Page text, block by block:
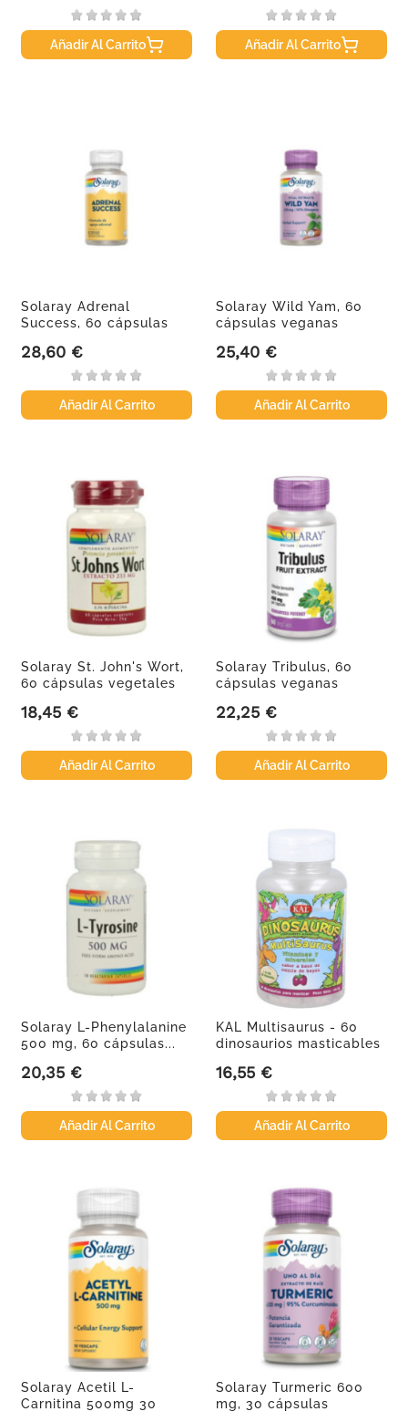
Añadir Al Carrito Añadir Al Carrito
Solaray Adrenal
Success, 60 cápsulas
Precio
28,60 €
Añadir Al Carrito
Solaray Wild Yam, 60
cápsulas veganas
Precio
25,40 €
Añadir Al Carrito
Solaray St. John's Wort,
60 cápsulas vegetales
Precio
18,45 €
Añadir Al Carrito
Solaray Tribulus, 60
cápsulas veganas
Precio
22,25 €
Añadir Al Carrito
Solaray L-Phenylalanine
500 mg, 60 cápsulas...
Precio
20,35 €
Añadir Al Carrito
KAL Multisaurus - 60
dinosaurios masticables
Precio
16,55 €
Añadir Al Carrito
Solaray Acetil L-
Carnitina 500mg 30
Solaray Turmeric 600
mg, 30 cápsulas